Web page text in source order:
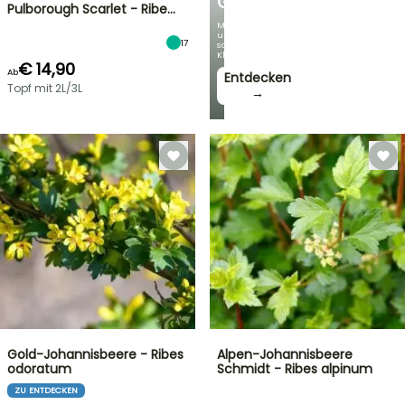
Mit
unseren
schönsten
Kletterpflanzen!
Entdecken
→
Pulborough Scarlet - Ribe…
17
Ab€ 14,90
Topf mit 2L/3L
Gold-Johannisbeere - Ribes
odoratum
ZU ENTDECKEN
Alpen-Johannisbeere
Schmidt - Ribes alpinum